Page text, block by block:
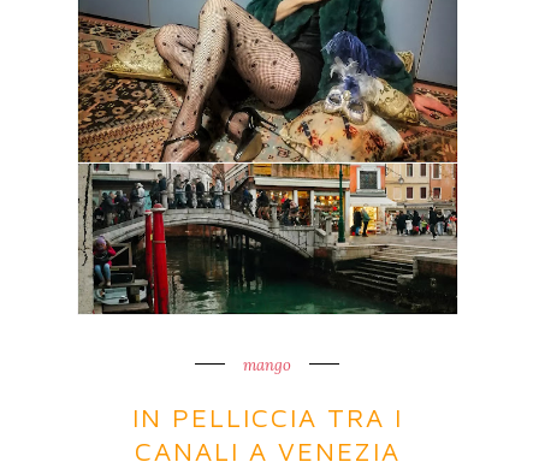
mango
IN PELLICCIA TRA I
CANALI A VENEZIA